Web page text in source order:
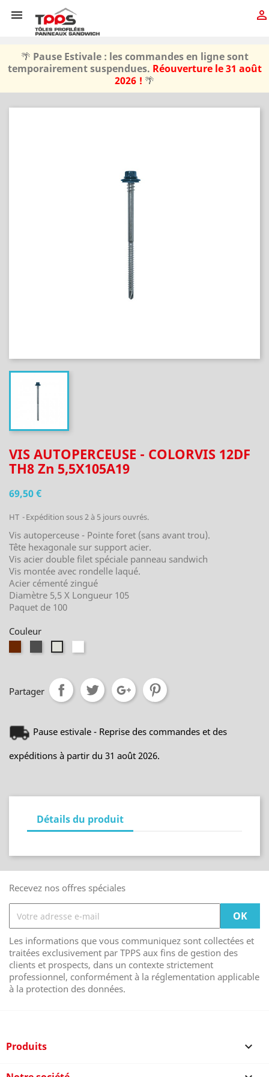
 
🌴 Pause Estivale : les commandes en ligne sont
temporairement suspendues. Réouverture le 31 août
2026 ! 🌴
VIS AUTOPERCEUSE - COLORVIS 12DF
TH8 Zn 5,5X105A19
69,50 €
HT Expédition sous 2 à 5 jours ouvrés.
Vis autoperceuse - Pointe foret (sans avant trou).
Tête hexagonale sur support acier.
Vis acier double filet spéciale panneau sandwich
Vis montée avec rondelle laqué.
Acier cémenté zingué
Diamètre 5,5 X Longueur 105
Paquet de 100
Couleur
Partager
Pause estivale - Reprise des commandes et des
expéditions à partir du 31 août 2026.
Détails du produit
Recevez nos offres spéciales
Les informations que vous communiquez sont collectées et
traitées exclusivement par TPPS aux fins de gestion des
clients et prospects, dans un contexte strictement
professionnel, conformément à la réglementation applicable
à la protection des données.
Produits 